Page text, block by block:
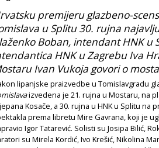
premijeru glazbeno-
u Splitu 30. rujna
Boban, intendant HNK u
HNK u Zagrebu Iva
Ivan Vukoja govori o
lipanjske praizvedbe u Tomislavgradu
izvedena je 21. rujna u Mostaru, na
Kosače, a 30. rujna u HNK u Splitu na
prema libretu Mire Gavrana, koji je
Igor Tatarević. Solisti su Josipa Bilić,
su Mirela Kordić, Ivo Krešić, Nikolina